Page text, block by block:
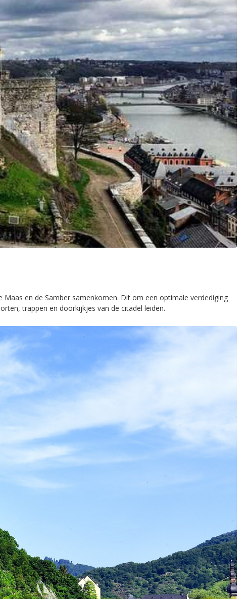
en de Samber samenkomen. Dit om een optimale verdediging
trappen en doorkijkjes van de citadel leiden.